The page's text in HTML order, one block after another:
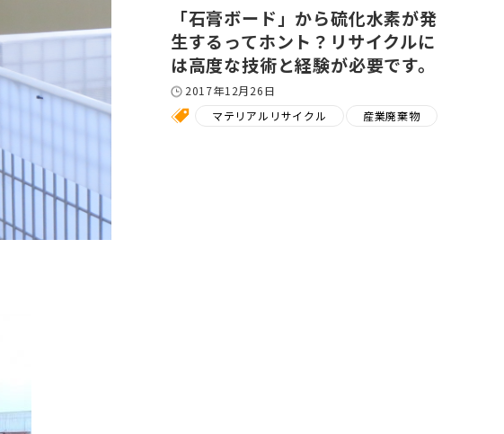
「石膏ボード」から硫化水素が発
生するってホント？リサイクルに
は高度な技術と経験が必要です。
2017年12月26日
マテリアルリサイクル
産業廃棄物